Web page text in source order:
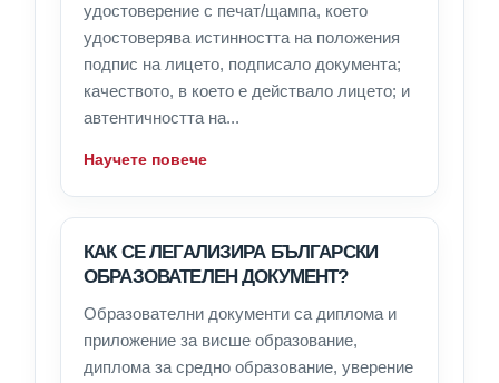
удостоверение с печат/щампа, което
удостоверява истинността на положения
подпис на лицето, подписало документа;
качеството, в което е действало лицето; и
автентичността на...
Научете повече
КАК СЕ ЛЕГАЛИЗИРА БЪЛГАРСКИ
ОБРАЗОВАТЕЛЕН ДОКУМЕНТ?
Образователни документи са диплома и
приложение за висше образование,
диплома за средно образование, уверение